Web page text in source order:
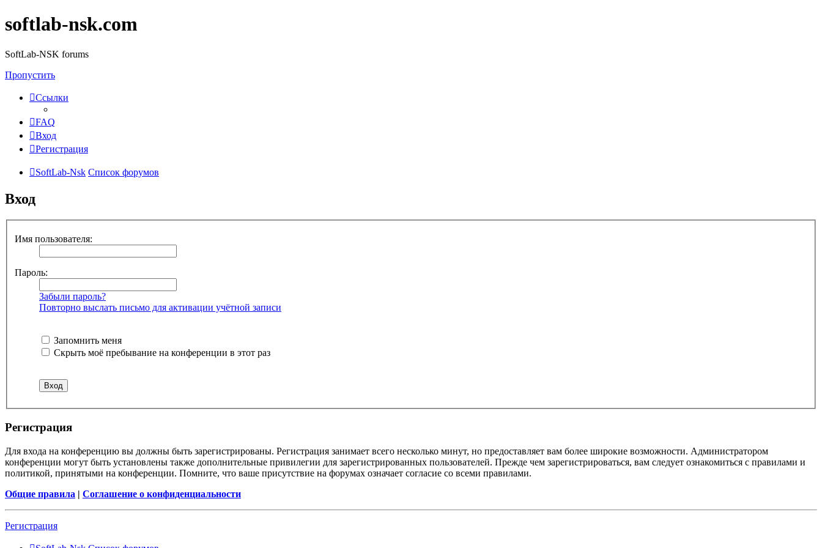
softlab-nsk.com
SoftLab-NSK forums
Пропустить
Ссылки
FAQ
Вход
Регистрация
SoftLab-Nsk Список форумов
Вход
Имя пользователя:
Пароль:
Забыли пароль?
Повторно выслать письмо для активации учётной записи
Запомнить меня
Скрыть моё пребывание на конференции в этот раз
Регистрация
Для входа на конференцию вы должны быть зарегистрированы. Регистрация занимает всего несколько минут, но предоставляет вам более широкие возможности. Администратором
конференции могут быть установлены также дополнительные привилегии для зарегистрированных пользователей. Прежде чем зарегистрироваться, вам следует ознакомиться с правилами и
политикой, принятыми на конференции. Помните, что ваше присутствие на форумах означает согласие со всеми правилами.
Общие правила | Соглашение о конфиденциальности
Регистрация